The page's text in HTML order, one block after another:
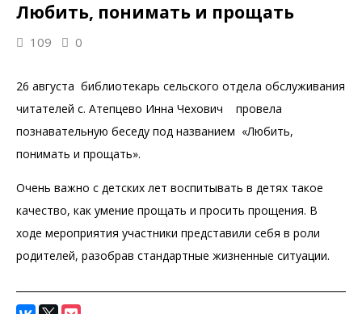
Любить, понимать и прощать
109 0
26 августа библиотекарь сельского отдела обслуживания
читателей с. Атепцево Инна Чехович провела
познавательную беседу под названием «Любить,
понимать и прощать».
Очень важно с детских лет воспитывать в детях такое
качество, как умение прощать и просить прощения. В
ходе мероприятия участники представили себя в роли
родителей, разобрав стандартные жизненные ситуации.